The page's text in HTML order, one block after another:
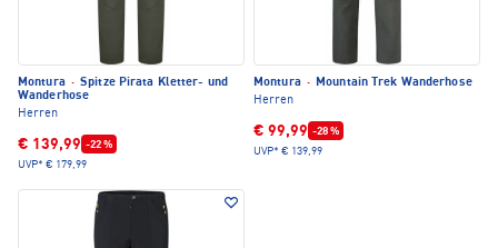
Montura · Spitze Pirata Kletter- und
Wanderhose
Herren
€ 139,99 -22 %
UVP* € 179,99
Montura · Mountain Trek Wanderhose
Herren
€ 99,99 -28 %
UVP* € 139,99